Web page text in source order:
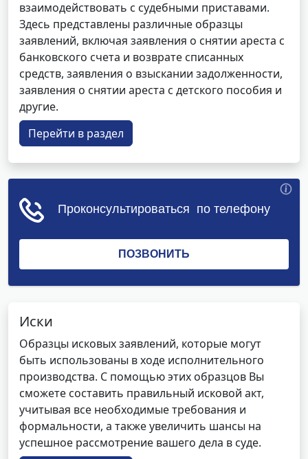
взаимодействовать с судебными приставами.
Здесь представлены различные образцы
заявлений, включая заявления о снятии ареста с
банковского счета и возврате списанных
средств, заявления о взыскании задолженности,
заявления о снятии ареста с детского пособия и
другие.
Перейти в раздел
Иски
Образцы исковых заявлений, которые могут
быть использованы в ходе исполнительного
производства. С помощью этих образцов Вы
сможете составить правильный исковой акт,
учитывая все необходимые требования и
формальности, а также увеличить шансы на
успешное рассмотрение вашего дела в суде.